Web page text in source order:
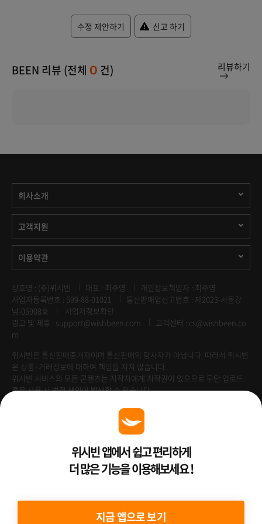
수정 제안하기 신고 하기
BEEN 리뷰 (전체 0 건) 리뷰하기
회사소개
고객지원
이용약관
상호명 : (주)위시빈 대표 : 최주영
개인정보책임자 : 최주영
사업자등록번호 : 599-88-01021
통신판매업신고번호 : 제2023-서울강
남-05908호
사업자정보확인
광고 및 제휴 : support@wishbeen.com
고객센터 : cs@wishbeen.co
m
위시빈은 통신판매중개자이며 통신판매의 당사자가 아닙니다. 따라서 위시빈
은 상품·거래정보에 대하여 책임을 지지 않습니다.
위시빈 서비스의 모든 콘텐츠는 저작자에게 저작권이 있으므로 무단 업로드
혹은 사용 시 법적 책임이 발생할 수 있습니다.
Venture Enterprise위시빈 앱에서 쉽고 편리하게
더 많은 기능을 이용해보세요 !
지금 앱으로 보기